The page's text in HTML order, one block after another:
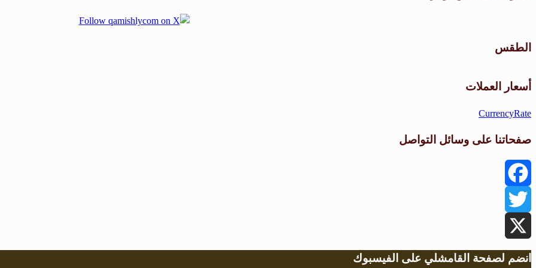
الطقس
أسعار العملات
CurrencyRate
صفحاتنا على وسائل التواصل
Facebook
Twitter
X
انضم لصفحة القامشلي على الفيسبوك